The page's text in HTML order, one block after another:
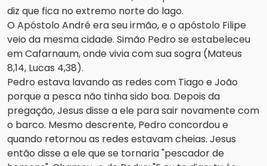
diz que fica no extremo norte do lago.
O Apóstolo André era seu irmão, e o apóstolo Filipe
veio da mesma cidade. Simão Pedro se estabeleceu
em Cafarnaum, onde vivia com sua sogra (Mateus
8,14, Lucas 4,38).
Pedro estava lavando as redes com Tiago e João
porque a pesca não tinha sido boa. Depois da
pregação, Jesus disse a ele para sair novamente com
o barco. Mesmo descrente, Pedro concordou e
quando retornou as redes estavam cheias. Jesus
então disse a ele que se tornaria "pescador de